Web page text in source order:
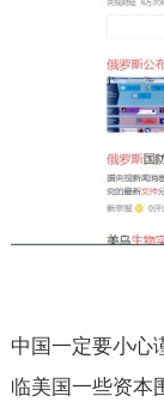
中国一定要小心
临美国一些资本